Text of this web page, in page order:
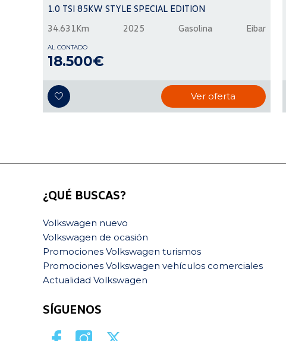
1.0 TSI 85KW STYLE SPECIAL EDITION
34.631Km
2025 Gasolina Eibar
AL CONTADO
18.500€
Ver oferta
¿QUÉ BUSCAS?
Volkswagen nuevo
Volkswagen de ocasión
Promociones Volkswagen turismos
Promociones Volkswagen vehículos comerciales
Actualidad Volkswagen
SÍGUENOS